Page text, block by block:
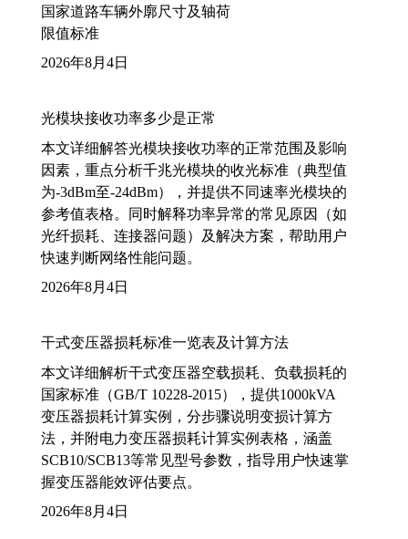
国家道路车辆外廓尺寸及轴荷
限值标准
2026年8月4日
光模块接收功率多少是正常
本文详细解答光模块接收功率的正常范围及影响
因素，重点分析千兆光模块的收光标准（典型值
为-3dBm至-24dBm），并提供不同速率光模块的
参考值表格。同时解释功率异常的常见原因（如
光纤损耗、连接器问题）及解决方案，帮助用户
快速判断网络性能问题。
2026年8月4日
干式变压器损耗标准一览表及计算方法
本文详细解析干式变压器空载损耗、负载损耗的
国家标准（GB/T 10228-2015），提供1000kVA
变压器损耗计算实例，分步骤说明变损计算方
法，并附电力变压器损耗计算实例表格，涵盖
SCB10/SCB13等常见型号参数，指导用户快速掌
握变压器能效评估要点。
2026年8月4日